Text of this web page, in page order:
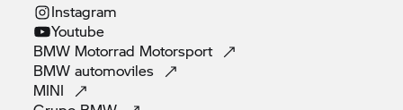
Instagram
Youtube
BMW Motorrad Motorsport
BMWautomoviles
MINI